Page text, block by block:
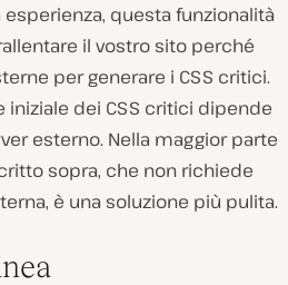
esperienza, questa funzionalità
il vostro sito perché
per generare i CSS critici.
iniziale dei CSS critici dipende
esterno. Nella maggior parte
sopra, che non richiede
è una soluzione più pulita.